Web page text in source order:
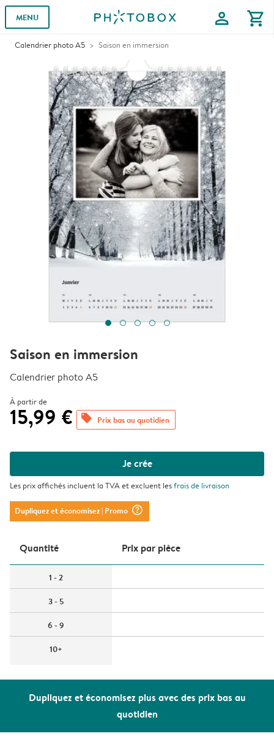
MENU profile shopping_cart
Calendrier photo A5 Saison en immersion
Dupliquez et économisez plus avec des prix bas au
quotidien
Saison en immersion
Calendrier photo A5
À partir de
15,99 € offers Prix bas au quotidien
Je crée
Les prix affichés incluent la TVA et excluent lesfrais de livraison
Dupliquez et économisez| Promo question_mark_circle
Quantité Prix ​​par pièce
1 - 2
3 - 5
6 - 9
10+